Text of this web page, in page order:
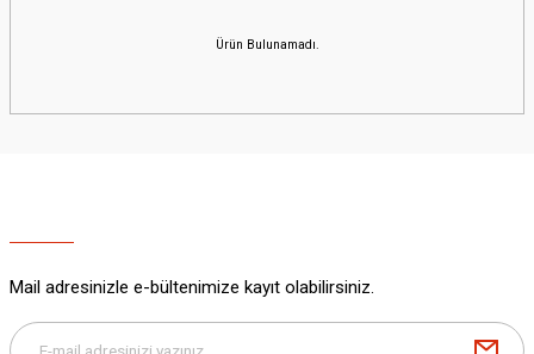
Ürün Bulunamadı.
Mail adresinizle e-bültenimize kayıt olabilirsiniz.